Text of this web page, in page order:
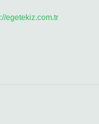
egetekiz.com.tr